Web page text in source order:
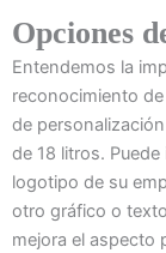
Opciones
Entendemos la
reconocimiento
de
de 18 litros.
logotipo de su
otro gráfico o
mejora el aspecto